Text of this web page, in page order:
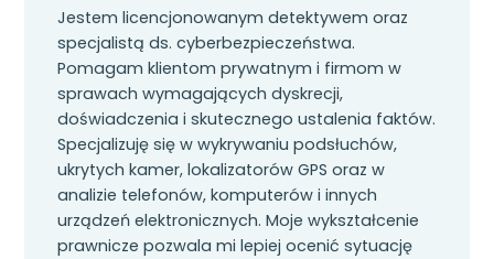
Jestem licencjonowanym detektywem oraz
specjalistą ds. cyberbezpieczeństwa.
Pomagam klientom prywatnym i firmom w
sprawach wymagających dyskrecji,
doświadczenia i skutecznego ustalenia faktów.
Specjalizuję się w wykrywaniu podsłuchów,
ukrytych kamer, lokalizatorów GPS oraz w
analizie telefonów, komputerów i innych
urządzeń elektronicznych. Moje wykształcenie
prawnicze pozwala mi lepiej ocenić sytuację